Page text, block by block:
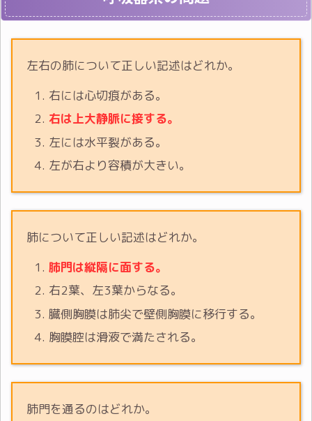
左右の肺について正しい記述はどれか。
右には心切痕がある。
右は上大静脈に接する。
左には水平裂がある。
左が右より容積が大きい。
肺について正しい記述はどれか。
肺門は縦隔に面する。
右2葉、左3葉からなる。
臓側胸膜は肺尖で壁側胸膜に移行する。
胸膜腔は滑液で満たされる。
肺門を通るのはどれか。